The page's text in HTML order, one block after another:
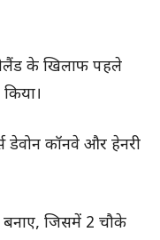
के खिलाफ पहले
डेवोन कॉनवे और हेनरी
बनाए, जिसमें 2 चौके